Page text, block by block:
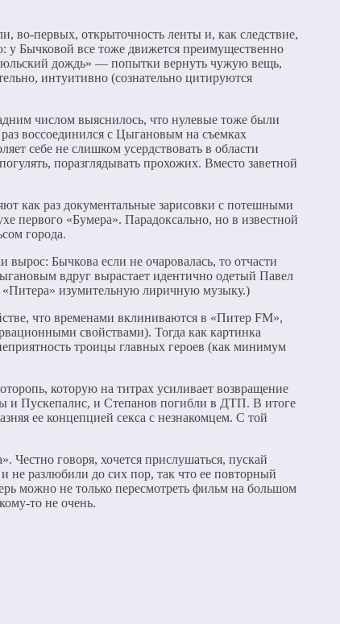
во-первых, открыточность ленты и, как следствие,
у Бычковой все тоже движется преимущественно
дождь» — попытки вернуть чужую вещь,
интуитивно (сознательно цитируются
числом выяснилось, что нулевые тоже были
воссоединился с Цыгановым на съемках
себе не слишком усердствовать в области
поразглядывать прохожих. Вместо заветной
как раз документальные зарисовки с потешными
первого «Бумера». Парадоксально, но в известной
города.
Бычкова если не очаровалась, то отчасти
вдруг вырастает идентично одетый Павел
изумительную лиричную музыку.)
что временами вклиниваются в «Питер FM»,
свойствами). Тогда как картинка
троицы главных героев (как минимум
которую на титрах усиливает возвращение
и Пускепалис, и Степанов погибли в ДТП. В итоге
ее концепцией секса с незнакомцем. С той
говоря, хочется прислушаться, пускай
не разлюбили до сих пор, так что ее повторный
можно не только пересмотреть фильм на большом
то не очень.